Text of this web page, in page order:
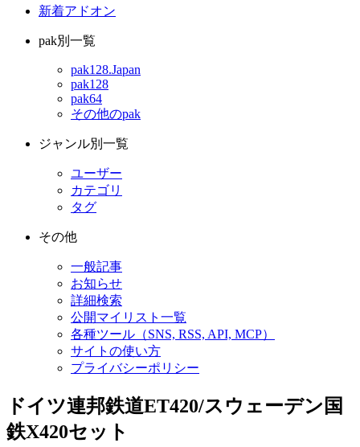
新着アドオン
pak別一覧
pak128.Japan
pak128
pak64
その他のpak
ジャンル別一覧
ユーザー
カテゴリ
タグ
その他
一般記事
お知らせ
詳細検索
公開マイリスト一覧
各種ツール（SNS, RSS, API, MCP）
サイトの使い方
プライバシーポリシー
ドイツ連邦鉄道ET420/スウェーデン国
鉄X420セット